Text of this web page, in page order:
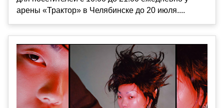
арены «Трактор» в Челябинске до 20 июля....